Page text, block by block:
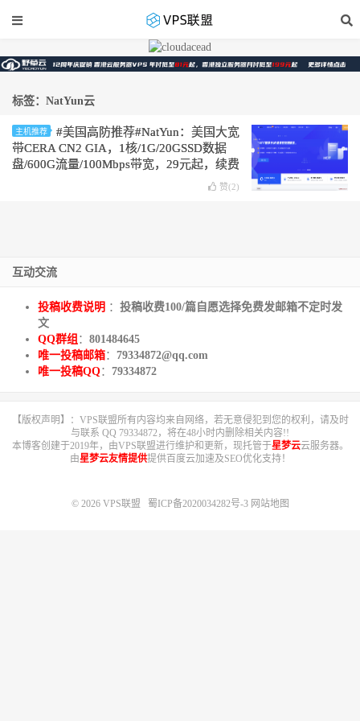
标签：NatYun云
主机推荐
#美国高防推荐#NatYun：美国大宽
带CERA CN2 GIA，1核/1G/20GSSD数据
盘/600G流量/100Mbps带宽，29元起，续费
赞(2)
互动交流
投稿收费说明 ： 投稿收费100/篇自愿选择免费发邮箱不定时发
文
QQ群组 ： 801484645
唯一投稿邮箱： 79334872@qq.com
唯一投稿QQ： 79334872
【版权声明】：VPS联盟所有内容均来自网络，若无意侵犯到您的权利，请及时
与联系 QQ 79334872，将在48小时内删除相关内容!!
本博客创建于2019年，由VPS联盟进行维护和更新，现托管于星梦云云服务器。
由星梦云友情提供提供百度云加速及SEO优化支持！
© 2026 VPS联盟 蜀ICP备2020034282号-3 网站地图